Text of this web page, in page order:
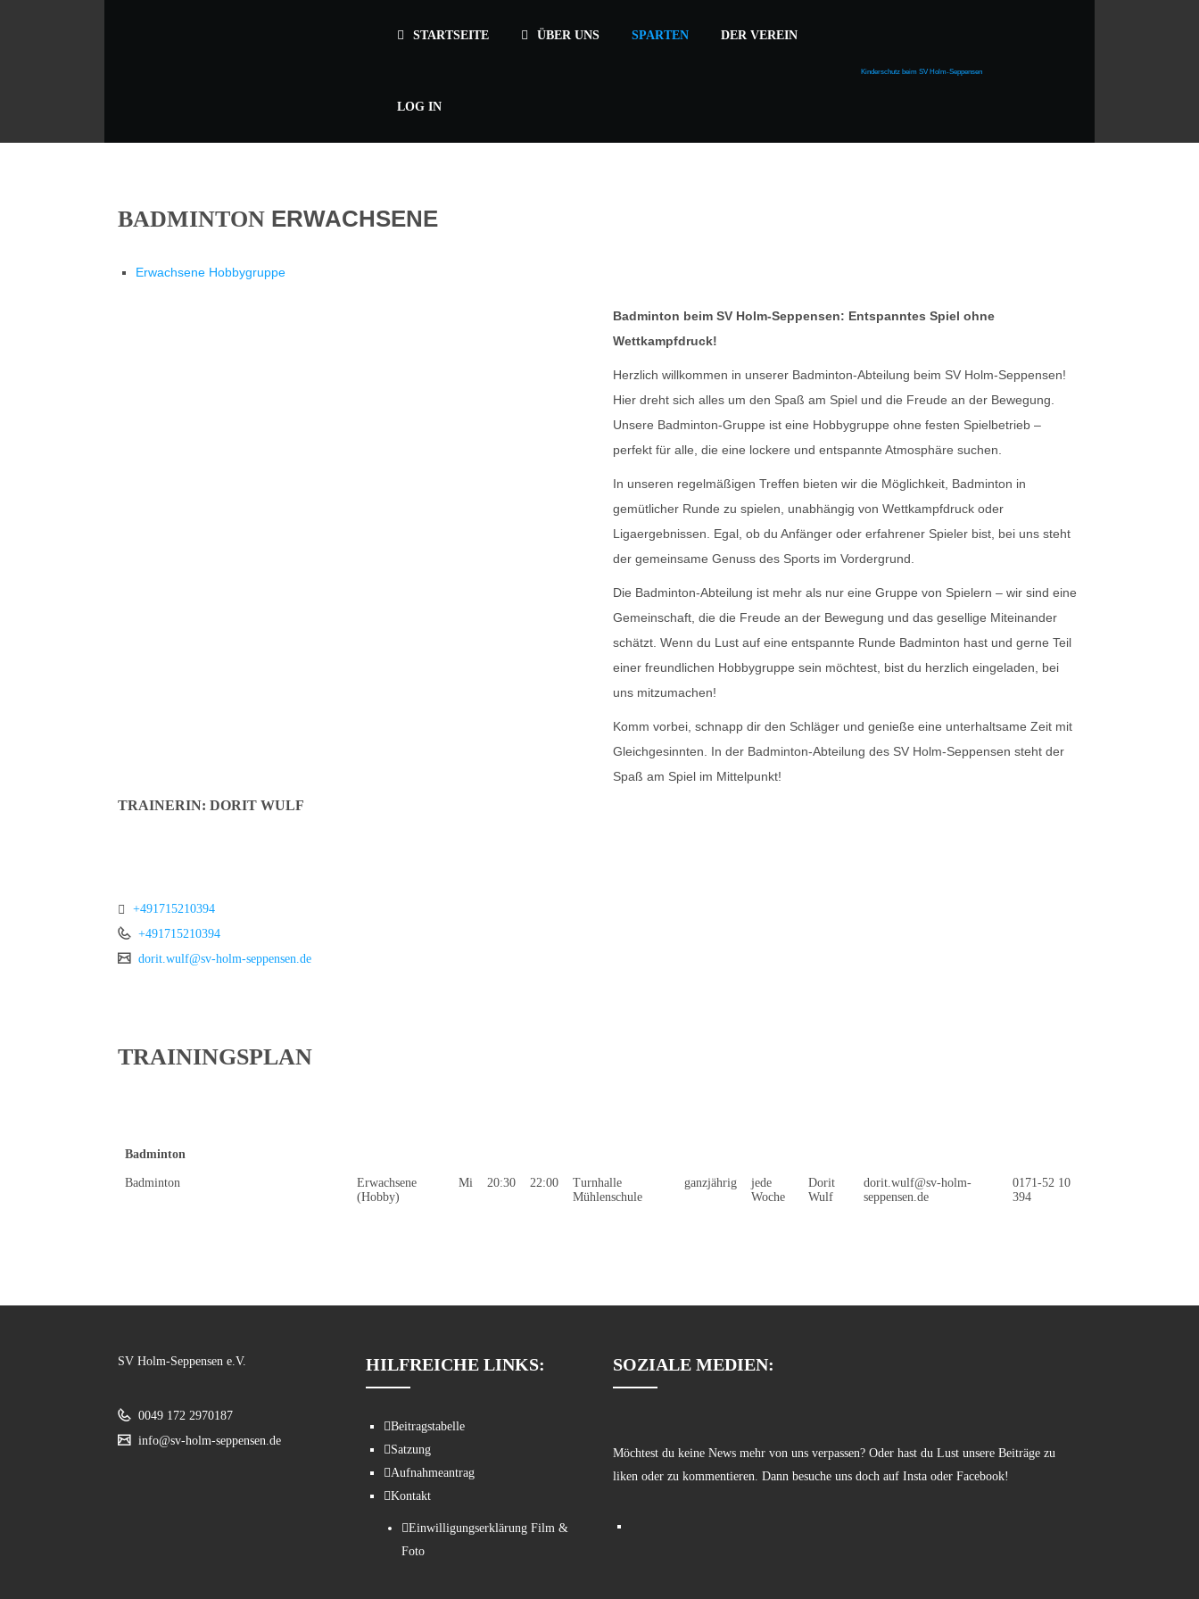
STARTSEITE ÜBER UNS SPARTEN DER VEREIN
LOG IN
Kinderschutz beim SV Holm-Seppensen
BADMINTON ERWACHSENE
Erwachsene Hobbygruppe
Badminton beim SV Holm-Seppensen: Entspanntes Spiel ohne
Wettkampfdruck!
Herzlich willkommen in unserer Badminton-Abteilung beim SV Holm-Seppensen!
Hier dreht sich alles um den Spaß am Spiel und die Freude an der Bewegung.
Unsere Badminton-Gruppe ist eine Hobbygruppe ohne festen Spielbetrieb –
perfekt für alle, die eine lockere und entspannte Atmosphäre suchen.
In unseren regelmäßigen Treffen bieten wir die Möglichkeit, Badminton in
gemütlicher Runde zu spielen, unabhängig von Wettkampfdruck oder
Ligaergebnissen. Egal, ob du Anfänger oder erfahrener Spieler bist, bei uns steht
der gemeinsame Genuss des Sports im Vordergrund.
Die Badminton-Abteilung ist mehr als nur eine Gruppe von Spielern – wir sind eine
Gemeinschaft, die die Freude an der Bewegung und das gesellige Miteinander
schätzt. Wenn du Lust auf eine entspannte Runde Badminton hast und gerne Teil
einer freundlichen Hobbygruppe sein möchtest, bist du herzlich eingeladen, bei
uns mitzumachen!
Komm vorbei, schnapp dir den Schläger und genieße eine unterhaltsame Zeit mit
Gleichgesinnten. In der Badminton-Abteilung des SV Holm-Seppensen steht der
Spaß am Spiel im Mittelpunkt!
TRAINERIN: DORIT WULF
+491715210394
+491715210394
dorit.wulf@sv-holm-seppensen.de
TRAININGSPLAN
Badminton
Badminton
Erwachsene
(Hobby)
Mi 20:30 22:00
Turnhalle
Mühlenschule
ganzjährig
jede
Woche
Dorit
Wulf
dorit.wulf@sv-holm-
seppensen.de
0171-52 10
394
SV Holm-Seppensen e.V.
0049 172 2970187
info@sv-holm-seppensen.de
HILFREICHE LINKS:
Beitragstabelle
Satzung
Aufnahmeantrag
Kontakt
Einwilligungserklärung Film &
Foto
SOZIALE MEDIEN:
Möchtest du keine News mehr von uns verpassen? Oder hast du Lust unsere Beiträge zu
liken oder zu kommentieren. Dann besuche uns doch auf Insta oder Facebook!